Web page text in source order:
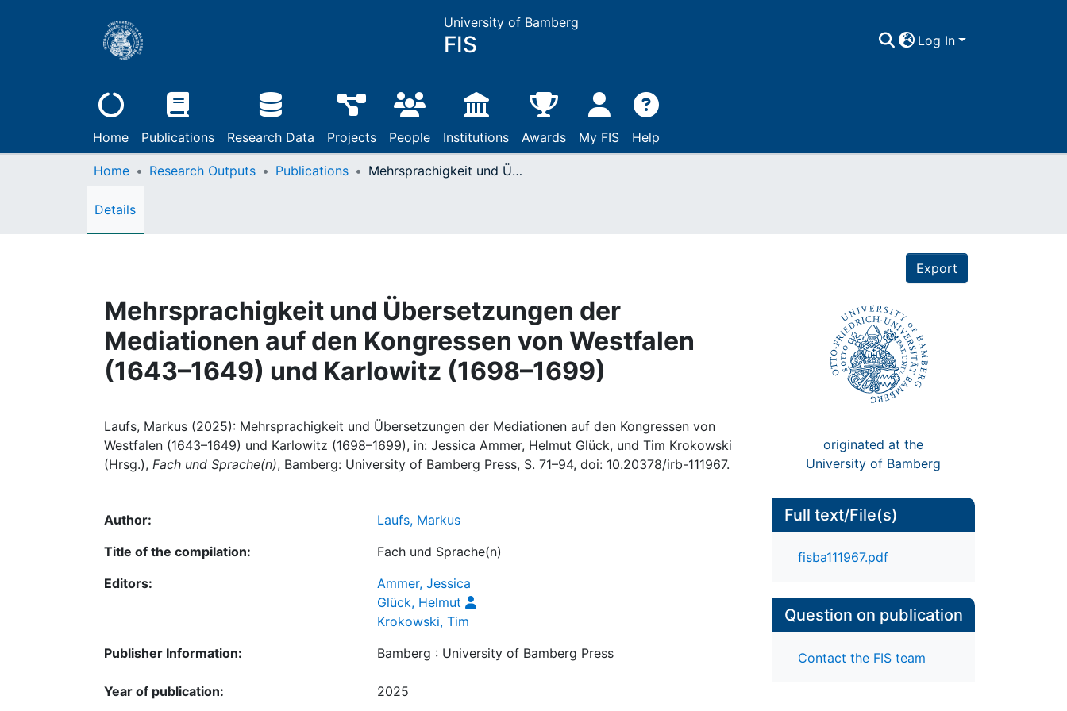
University of Bamberg
FIS Log In
Home Publications Research Data Projects People Institutions Awards My FIS Help
Home Research Outputs Publications Mehrsprachigkeit und Übersetzungen der Mediationen auf den Kongressen von Westfalen (1643–1649) und Karlowitz (1698–1699)
Details
Export
Mehrsprachigkeit und Übersetzungen der
Mediationen auf den Kongressen von Westfalen
(1643–1649) und Karlowitz (1698–1699)
Laufs, Markus (2025): Mehrsprachigkeit und Übersetzungen der Mediationen auf den Kongressen von
Westfalen (1643–1649) und Karlowitz (1698–1699), in: Jessica Ammer, Helmut Glück, und Tim Krokowski
(Hrsg.), Fach und Sprache(n), Bamberg: University of Bamberg Press, S. 71–94, doi: 10.20378/irb-111967.
originated at the
University of Bamberg
Author:
Laufs, Markus
Title of the compilation:
Fach und Sprache(n)
Editors:
Ammer, Jessica
Glück, Helmut
Krokowski, Tim
Publisher Information:
Bamberg : University of Bamberg Press
Year of publication:
2025
Full text/File(s)
fisba111967.pdf
Question on publication
Contact the FIS team